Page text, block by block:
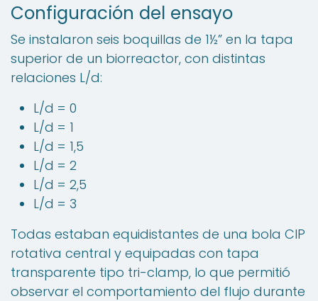
Configuración del ensayo
Se instalaron seis boquillas de 1½” en la tapa
superior de un biorreactor, con distintas
relaciones L/d:
L/d = 0
L/d = 1
L/d = 1,5
L/d = 2
L/d = 2,5
L/d = 3
Todas estaban equidistantes de una bola CIP
rotativa central y equipadas con tapa
transparente tipo tri-clamp, lo que permitió
observar el comportamiento del flujo durante